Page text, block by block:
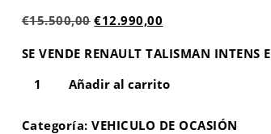
€15.500,00 El
original
era:
€12.990,00
actual
es:
SE VENDE RENAULT TALISMAN INTENS
Añadir al carrito
Categoría:VEHICULO DE OCASIÓN